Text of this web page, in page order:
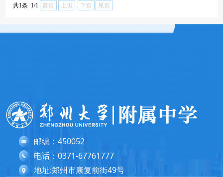
共1条 1/1 首页 上页 下页 尾页
邮编：450052
电话：0371-67761777
地址:郑州市康复前街49号